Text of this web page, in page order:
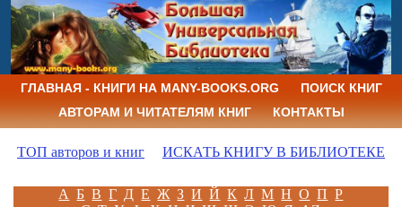
ГЛАВНАЯ - КНИГИ НА MANY-BOOKS.ORG
ПОИСК КНИГ
АВТОРАМ И ЧИТАТЕЛЯМ КНИГ
КОНТАКТЫ
ТОП авторов и книг ИСКАТЬ КНИГУ В БИБЛИОТЕКЕ
А Б В Г Д Е Ж З И Й К Л М Н О П Р